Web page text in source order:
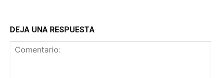
DEJA UNA RESPUESTA